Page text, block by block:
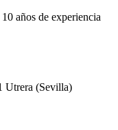
años de experiencia
Utrera (Sevilla)